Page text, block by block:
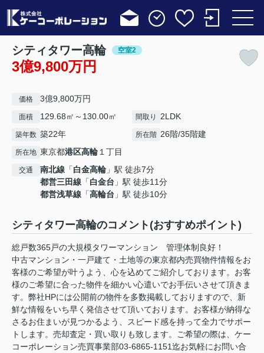
シティタワー高輪 空室2
3億9,800万円
価格 3億9,800万円
面積 129.68㎡～130.00㎡ 間取り 2LDK
築年数 築22年 所在階 26階/35階建
所在地 東京都港区高輪 １丁目
交通 南北線 「白金高輪 」駅 徒歩7分
都営三田線 「白金台 」駅 徒歩11分
都営浅草線 「高輪台 」駅 徒歩10分
シティタワー高輪のコメント(おすすめポイント)
総戸数365戸の大規模タワーマンション 管理体制良好！
中古マンション・一戸建て・土地等の東京都内売買物件情報をお
客様のご希望が叶うよう、心を込めてご紹介しております。お客
様のご希望に合った物件を細かい心遣いでお手伝いさせて頂きま
す。弊社HPには公開前の物件を多数掲載しておりますので、新
鮮な情報をいち早く発信させて頂いております。お客様が納得な
さるお住まいが見つかるよう、スピード感を持って全力でサポー
トします。売却査定・買い取りも致します。ご希望の際は、ケー
コーポレーション売買事業部03-6865-1151迄お気軽にお問い合